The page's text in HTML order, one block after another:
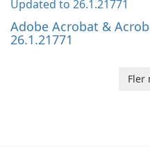
Adobe Acrobat &
26.1.21771
Fler